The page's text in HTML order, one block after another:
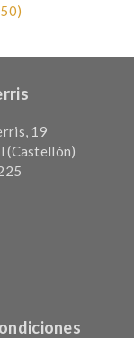
19
(Castellón)